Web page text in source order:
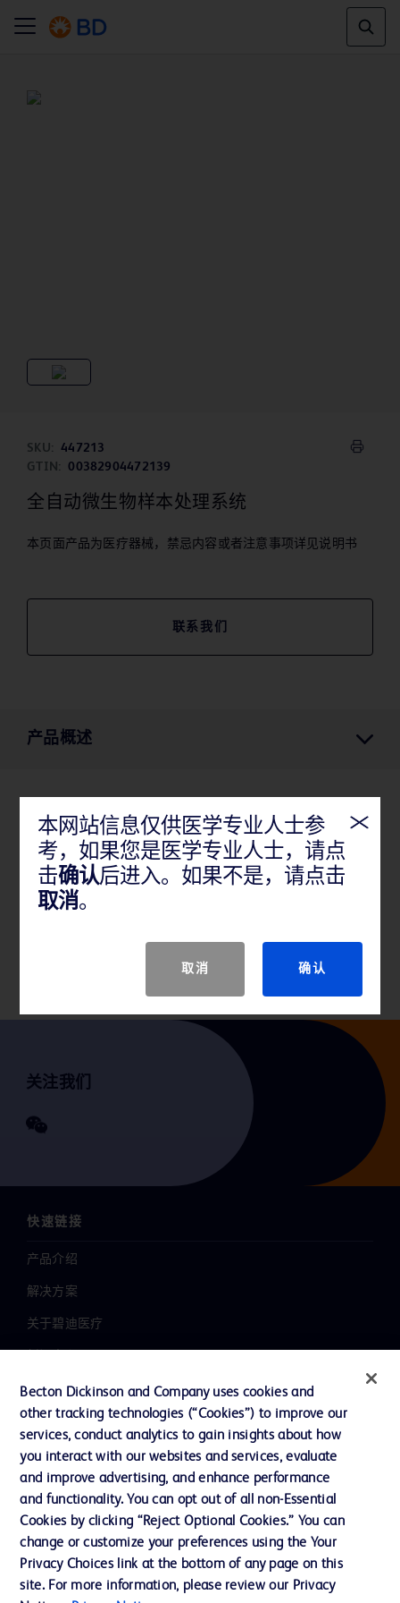
SKU:
447213
GTIN:
00382904472139
全自动微生物样本处理系统
本页面产品为医疗器械，禁忌内容或者注意事项详见说明书
联系我们
产品概述
产品概述
BD Kiestra™ 实验室自动化解决方案具有独特的优势，
可为接种、孵化、平板拍照、判读和后续测试提供标
准化和可扩展的解决方案。 BD Kiestra™ 解决方案帮助
高效、及时且具成本效益的临床细菌学检测。
关注我们
快速链接
产品介绍
解决方案
关于碧迪医疗
职业发展
联系我们
主动召回
联系我们
Cookie 政策
隐私政策
本网站信息仅供医学专业人士参
考，如果您是医学专业人士，请点
击确认后进入。如果不是，请点击
取消。
取消 确认
Becton Dickinson and Company uses cookies and
other tracking technologies (“Cookies”) to improve our
services, conduct analytics to gain insights about how
you interact with our websites and services, evaluate
and improve advertising, and enhance performance
and functionality. You can opt out of all non-Essential
Cookies by clicking “Reject Optional Cookies.” You can
change or customize your preferences using the Your
Privacy Choices link at the bottom of any page on this
site. For more information, please review our Privacy